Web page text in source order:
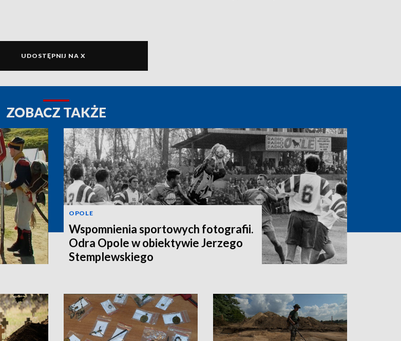
UDOSTĘPNIJ NA X
ZOBACZ TAKŻE
OPOLE
Wspomnienia sportowych fotografii.
Odra Opole w obiektywie Jerzego
Stemplewskiego